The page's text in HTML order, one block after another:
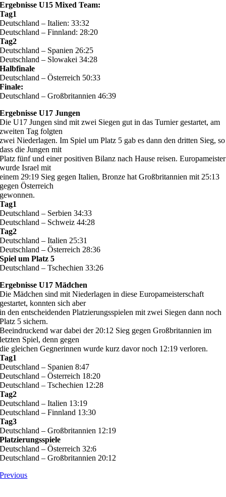
Ergebnisse U15 Mixed Team:
Tag1
Deutschland – Italien: 33:32
Deutschland – Finnland: 28:20
Tag2
Deutschland – Spanien 26:25
Deutschland – Slowakei 34:28
Halbfinale
Deutschland – Österreich 50:33
Finale:
Deutschland – Großbritannien 46:39
Ergebnisse U17 Jungen
Die U17 Jungen sind mit zwei Siegen gut in das Turnier gestartet, am
zweiten Tag folgten
zwei Niederlagen. Im Spiel um Platz 5 gab es dann den dritten Sieg, so
dass die Jungen mit
Platz fünf und einer positiven Bilanz nach Hause reisen. Europameister
wurde Israel mit
einem 29:19 Sieg gegen Italien, Bronze hat Großbritannien mit 25:13
gegen Österreich
gewonnen.
Tag1
Deutschland – Serbien 34:33
Deutschland – Schweiz 44:28
Tag2
Deutschland – Italien 25:31
Deutschland – Österreich 28:36
Spiel um Platz 5
Deutschland – Tschechien 33:26
Ergebnisse U17 Mädchen
Die Mädchen sind mit Niederlagen in diese Europameisterschaft
gestartet, konnten sich aber
in den entscheidenden Platzierungsspielen mit zwei Siegen dann noch
Platz 5 sichern.
Beeindruckend war dabei der 20:12 Sieg gegen Großbritannien im
letzten Spiel, denn gegen
die gleichen Gegnerinnen wurde kurz davor noch 12:19 verloren.
Tag1
Deutschland – Spanien 8:47
Deutschland – Österreich 18:20
Deutschland – Tschechien 12:28
Tag2
Deutschland – Italien 13:19
Deutschland – Finnland 13:30
Tag3
Deutschland – Großbritannien 12:19
Platzierungsspiele
Deutschland – Österreich 32:6
Deutschland – Großbritannien 20:12
Previous